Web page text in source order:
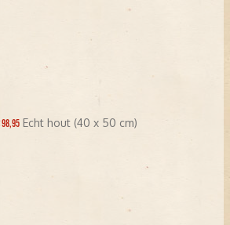
98,95 Echt hout (40 x 50 cm)